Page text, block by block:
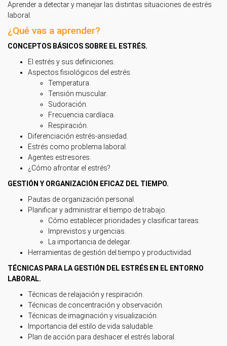
Aprender a detectar y manejar las distintas situaciones de estrés
laboral.
¿Qué vas a aprender?
CONCEPTOS BÁSICOS SOBRE EL ESTRÉS.
El estrés y sus definiciones.
Aspectos fisiológicos del estrés.
Temperatura.
Tensión muscular.
Sudoración.
Frecuencia cardíaca.
Respiración.
Diferenciación estrés-ansiedad.
Estrés como problema laboral.
Agentes estresores.
¿Cómo afrontar el estrés?
GESTIÓN Y ORGANIZACIÓN EFICAZ DEL TIEMPO.
Pautas de organización personal.
Planificar y administrar el tiempo de trabajo.
Cómo establecer prioridades y clasificar tareas.
Imprevistos y urgencias.
La importancia de delegar.
Herramientas de gestión del tiempo y productividad.
TÉCNICAS PARA LA GESTIÓN DEL ESTRÉS EN EL ENTORNO
LABORAL.
Técnicas de relajación y respiración.
Técnicas de concentración y observación.
Técnicas de imaginación y visualización.
Importancia del estilo de vida saludable.
Plan de acción para deshacer el estrés laboral.